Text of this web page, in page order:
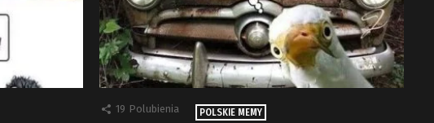
19 Polubienia POLSKIE MEMY